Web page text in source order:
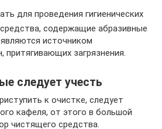
для проведения гигиенических
содержащие абразивные
источником
притягивающих загрязнения.
следует учесть
к очистке, следует
кафеля, от этого в большой
чистящего средства.